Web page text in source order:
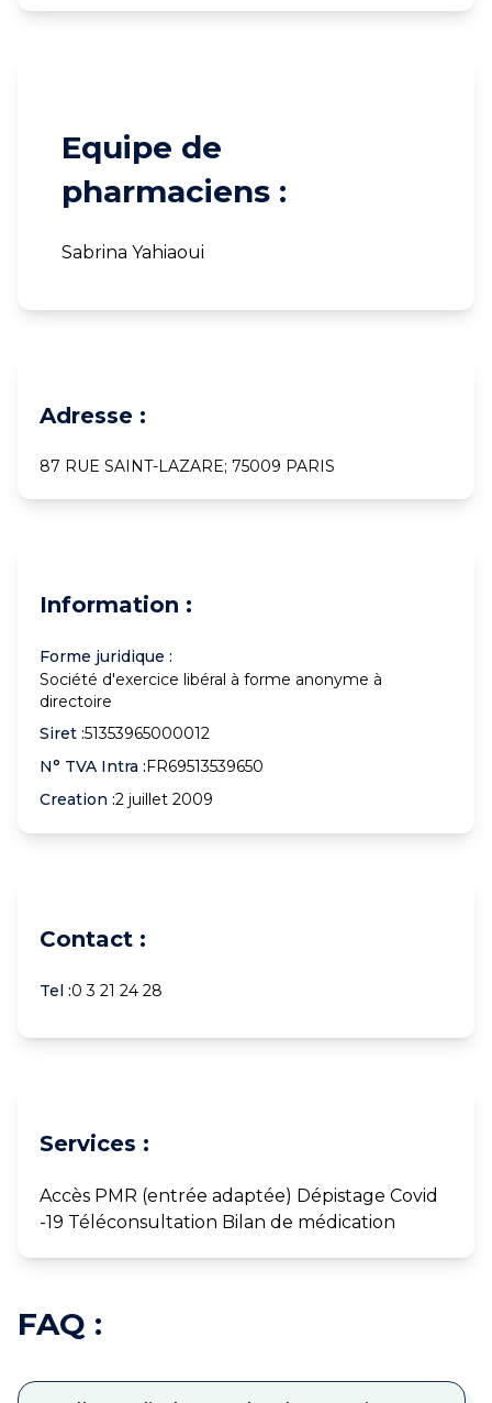
Equipe de
pharmaciens :
Sabrina Yahiaoui
Adresse :
87 RUE SAINT-LAZARE; 75009 PARIS
Information :
Forme juridique :
Société d'exercice libéral à forme anonyme à
directoire
Siret :51353965000012
N° TVA Intra :FR69513539650
Creation :2 juillet 2009
Contact :
Tel :0 3 21 24 28
Services :
Accès PMR (entrée adaptée) Dépistage Covid
-19 Téléconsultation Bilan de médication
FAQ :